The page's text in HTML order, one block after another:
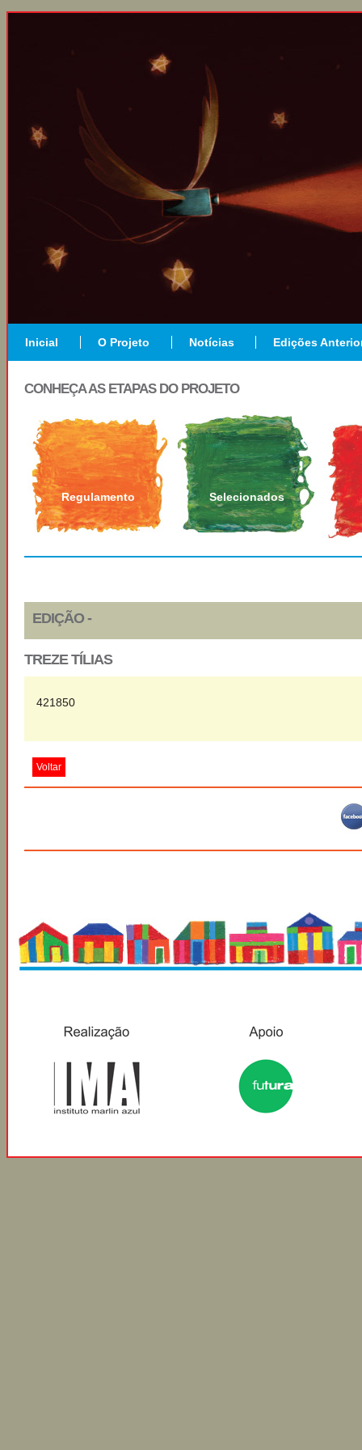
Inicial O Projeto Notícias Edições
CONHEÇA AS ETAPAS DO PROJETO
Regulamento Selecionados
EDIÇÃO -
TREZE TÍLIAS
421850
Voltar